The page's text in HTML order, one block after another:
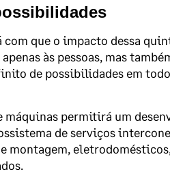
com que o impacto dessa
às pessoas, mas
de possibilidades em
máquinas permitirá um
de serviços
montagem,